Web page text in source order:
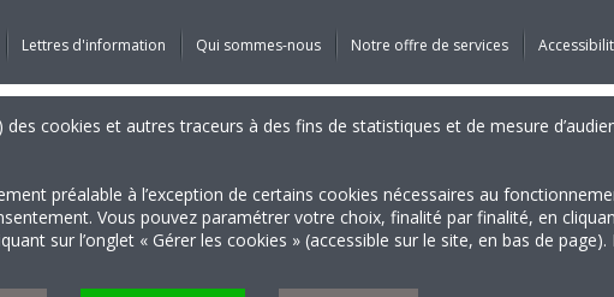
Lettres d'information Qui sommes-nous Notre offre de services
cookies et autres traceurs à des fins de statistiques et de mesure
préalable à l’exception de certains cookies nécessaires au
Vous pouvez paramétrer votre choix, finalité par finalité, en
sur l’onglet « Gérer les cookies » (accessible sur le site, en bas de page).